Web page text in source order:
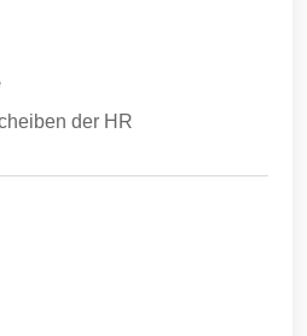
der HR